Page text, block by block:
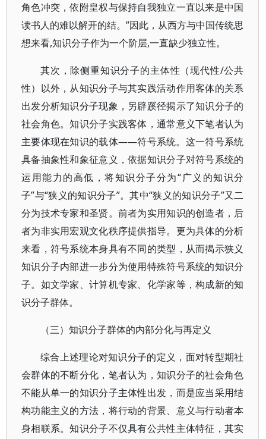
角色冲突，依附皇权与保持自我独立一直以来是中国
读书人的难以解开的结。”因此，从西方与中国传统思
想来看,知识分子作为一个阶层,一直缺少独立性。
其次，除侧重知识分子的主体性（现代性/公共
性）以外，从知识分子与其实践活动作用客体的关系
出发分析知识分子现象，另辟蹊径揭示了知识分子的
社会角色。知识分子实践客体，通常意义下笔者认为
主要体现在知识的载体——符号系统。这一符号系统
具备抽象性和象征意义，依据知识分子对符号系统的
运用能力的高低，将知识分子分为“广义的知识分
子”与“狭义的知识分子”。其中“狭义的知识分子”又二
分为技术专家和圣贤。前者为实用知识的创造者，后
者为非实用宏观文化秩序提供指导。更为具体的分析
来看，符号系统本身具有不同的类型，从而揭示狭义
知识分子内部进一步分为使用特殊符号系统的知识分
子。如文学家、计算机专家、化学家等，构成新的知
识分子群体。
（三）知识分子群体的内部分化与再定义
综合上述理论对知识分子的定义，面对转型期社
会群体的不断分化，笔者认为，知识分子的社会角色
不能从单一的知识分子主体性出发，而是应当采用结
构功能主义的方法，将行动的背景、意义与行动者本
身相联系。知识分子不仅具有公共性主体特征，其实